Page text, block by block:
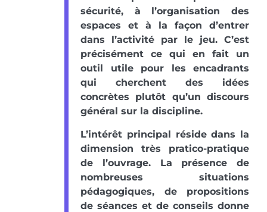
sécurité, à l’organisation des
espaces et à la façon d’entrer
dans l’activité par le jeu. C’est
précisément ce qui en fait un
outil utile pour les encadrants
qui cherchent des idées
concrètes plutôt qu’un discours
général sur la discipline.
L’intérêt principal réside dans la
dimension très pratico-pratique
de l’ouvrage. La présence de
nombreuses situations
pédagogiques, de propositions
de séances et de conseils donne